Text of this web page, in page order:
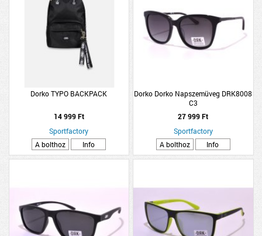
Dorko TYPO BACKPACK
14 999 Ft
Sportfactory
A bolthoz
Info
Dorko Dorko Napszemüveg DRK8008
C3
27 999 Ft
Sportfactory
A bolthoz
Info